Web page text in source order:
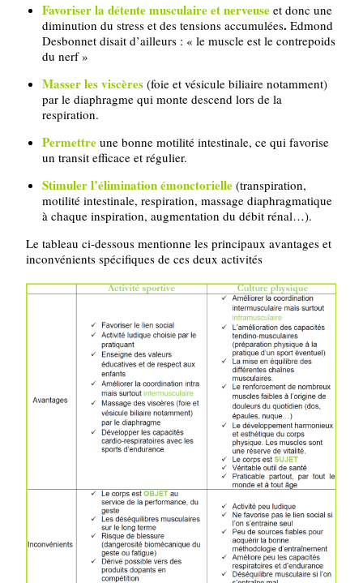
Favoriser la détente musculaire et nerveuseet donc une
diminution du stress et des tensions accumulées. Edmond
Desbonnet disait d’ailleurs : « le muscle est le contrepoids
du nerf »
Masser les viscères(foie et vésicule biliaire notamment)
par le diaphragme qui monte descend lors de la
respiration.
Permettre une bonne motilité intestinale, ce qui favorise
un transit efficace et régulier.
Stimuler l’élimination émonctorielle(transpiration,
motilité intestinale, respiration, massage diaphragmatique
à chaque inspiration, augmentation du débit rénal…).
Le tableau ci-dessous mentionne les principaux avantages et
inconvénients spécifiques de ces deux activités